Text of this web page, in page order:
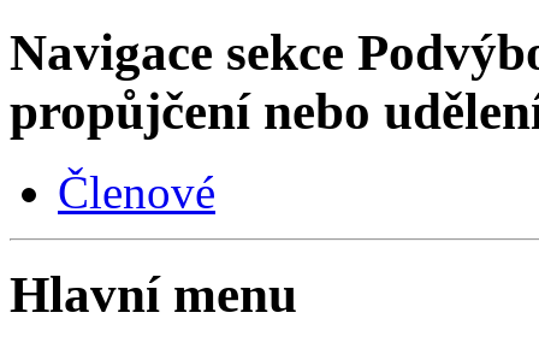
Navigace sekce
propůjčení nebo
Členové
Hlavní menu